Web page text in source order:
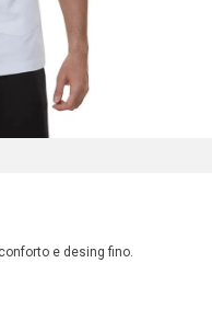
e desing fino.